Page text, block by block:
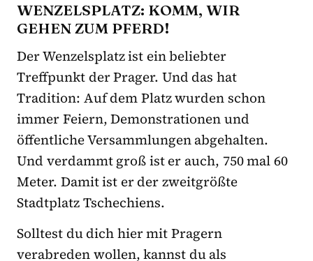
WENZELSPLATZ: KOMM, WIR
GEHEN ZUM PFERD!
Der Wenzelsplatz ist ein beliebter
Treffpunkt der Prager. Und das hat
Tradition: Auf dem Platz wurden schon
immer Feiern, Demonstrationen und
öffentliche Versammlungen abgehalten.
Und verdammt groß ist er auch, 750 mal 60
Meter. Damit ist er der zweitgrößte
Stadtplatz Tschechiens.
Solltest du dich hier mit Pragern
verabreden wollen, kannst du als